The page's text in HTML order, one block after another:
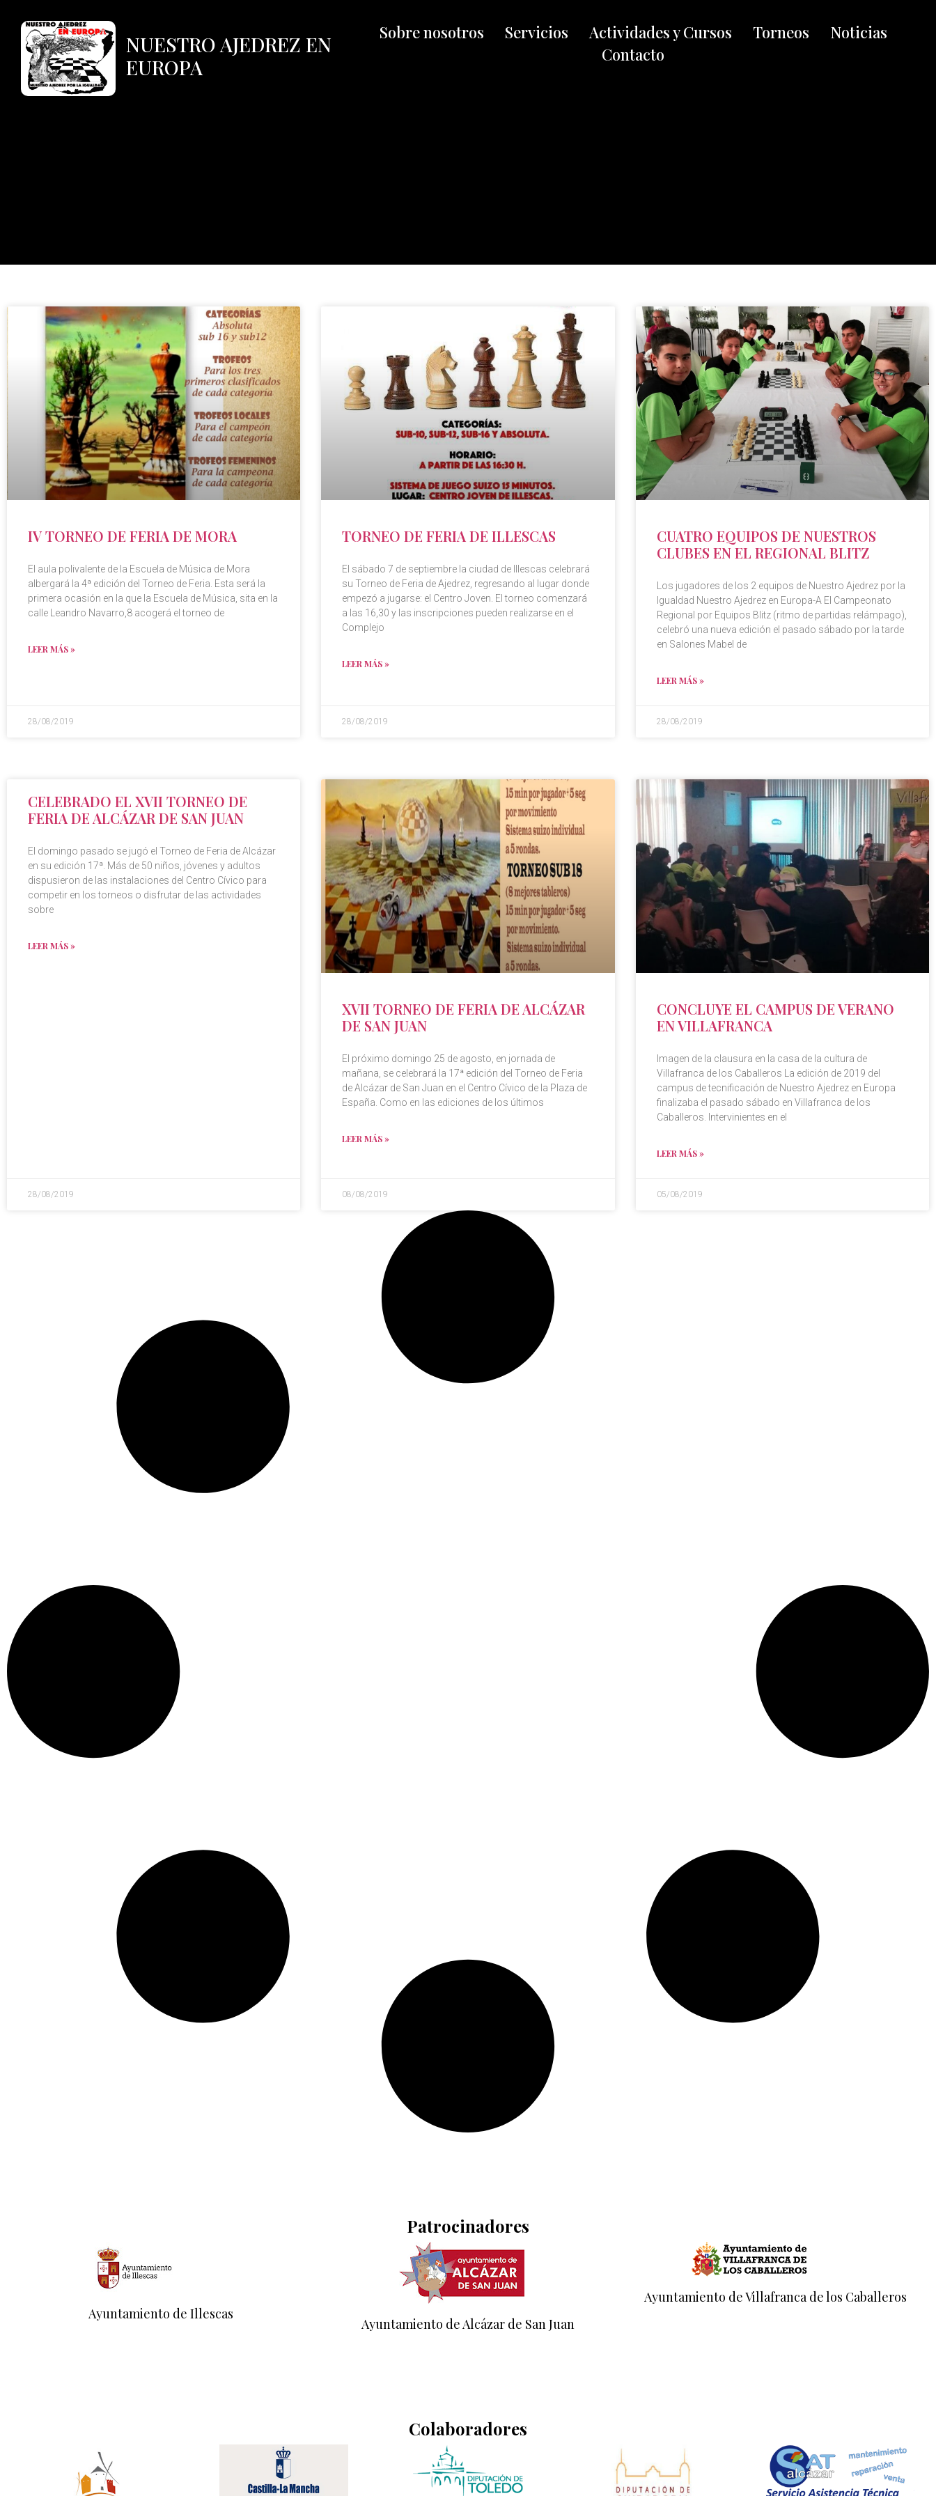
NUESTRO AJEDREZ EN
EUROPA
Sobre nosotros Servicios Actividades y Cursos Torneos
Noticias
Contacto
IV TORNEO DE FERIA DE MORA
El aula polivalente de la Escuela de Música de Mora
albergará la 4ª edición del Torneo de Feria. Esta será la
primera ocasión en la que la Escuela de Música, sita en la
calle Leandro Navarro,8 acogerá el torneo de
LEER MÁS »
28/08/2019
TORNEO DE FERIA DE ILLESCAS
El sábado 7 de septiembre la ciudad de Illescas celebrará
su Torneo de Feria de Ajedrez, regresando al lugar donde
empezó a jugarse: el Centro Joven. El torneo comenzará
a las 16,30 y las inscripciones pueden realizarse en el
Complejo
LEER MÁS »
28/08/2019
CUATRO EQUIPOS DE NUESTROS
CLUBES EN EL REGIONAL BLITZ
Los jugadores de los 2 equipos de Nuestro Ajedrez por la
Igualdad Nuestro Ajedrez en Europa-A El Campeonato
Regional por Equipos Blitz (ritmo de partidas relámpago),
celebró una nueva edición el pasado sábado por la tarde
en Salones Mabel de
LEER MÁS »
28/08/2019
CELEBRADO EL XVII TORNEO DE
FERIA DE ALCÁZAR DE SAN JUAN
El domingo pasado se jugó el Torneo de Feria de Alcázar
en su edición 17ª. Más de 50 niños, jóvenes y adultos
dispusieron de las instalaciones del Centro Cívico para
competir en los torneos o disfrutar de las actividades
sobre
LEER MÁS »
28/08/2019
XVII TORNEO DE FERIA DE ALCÁZAR
DE SAN JUAN
El próximo domingo 25 de agosto, en jornada de
mañana, se celebrará la 17ª edición del Torneo de Feria
de Alcázar de San Juan en el Centro Cívico de la Plaza de
España. Como en las ediciones de los últimos
LEER MÁS »
08/08/2019
CONCLUYE EL CAMPUS DE VERANO
EN VILLAFRANCA
Imagen de la clausura en la casa de la cultura de
Villafranca de los Caballeros La edición de 2019 del
campus de tecnificación de Nuestro Ajedrez en Europa
finalizaba el pasado sábado en Villafranca de los
Caballeros. Intervinientes en el
LEER MÁS »
05/08/2019
Patrocinadores
Ayuntamiento de Illescas
Ayuntamiento de Alcázar de San Juan
Ayuntamiento de Villafranca de los Caballeros
Colaboradores